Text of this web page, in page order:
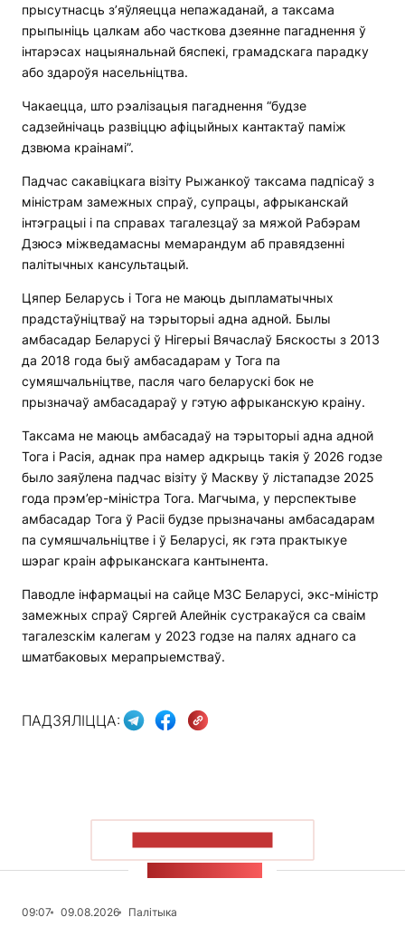
прысутнасць з’яўляецца непажаданай, а таксама
прыпыніць цалкам або часткова дзеянне пагаднення ў
інтарэсах нацыянальнай бяспекі, грамадскага парадку
або здароўя насельніцтва.
Чакаецца, што рэалізацыя пагаднення “будзе
садзейнічаць развіццю афіцыйных кантактаў паміж
дзвюма краінамі”.
Падчас сакавіцкага візіту Рыжанкоў таксама падпісаў з
міністрам замежных спраў, супрацы, афрыканскай
інтэграцыі і па справах тагалезцаў за мяжой Рабэрам
Дзюсэ міжведамасны мемарандум аб правядзенні
палітычных кансультацый.
Цяпер Беларусь і Тога не маюць дыпламатычных
прадстаўніцтваў на тэрыторыі адна адной. Былы
амбасадар Беларусі ў Нігерыі Вячаслаў Бяскосты з 2013
да 2018 года быў амбасадарам у Тога па
сумяшчальніцтве, пасля чаго беларускі бок не
прызначаў амбасадараў у гэтую афрыканскую краіну.
Таксама не маюць амбасадаў на тэрыторыі адна адной
Тога і Расія, аднак пра намер адкрыць такія ў 2026 годзе
было заяўлена падчас візіту ў Маскву ў лістападзе 2025
года прэм’ер-міністра Тога. Магчыма, у перспектыве
амбасадар Тога ў Расіі будзе прызначаны амбасадарам
па сумяшчальніцтве і ў Беларусі, як гэта практыкуе
шэраг краін афрыканскага кантынента.
Паводле інфармацыі на сайце МЗС Беларусі, экс-міністр
замежных спраў Сяргей Алейнік сустракаўся са сваім
тагалезскім калегам у 2023 годзе на палях аднаго са
шматбаковых мерапрыемстваў.
ПАДЗЯЛІЦЦА:
09:07 09.08.2026
Палітыка